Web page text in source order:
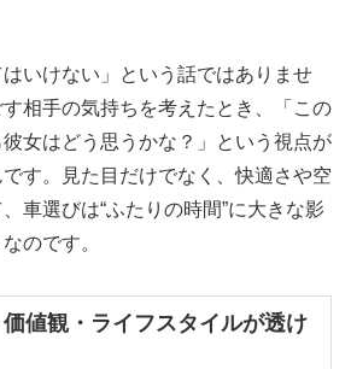
いけない」という話ではありませ
相手の気持ちを考えたとき、「この
女はどう思うかな？」という視点が
す。見た目だけでなく、快適さや空
車選びは“ふたりの時間”に大きな影
のです。
値観・ライフスタイルが透け